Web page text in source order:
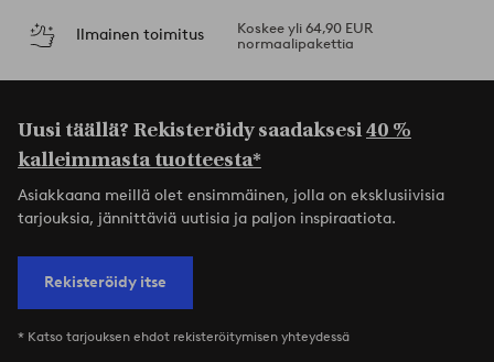
Ilmainen toimitus
Koskee yli 64,90 EUR
normaalipakettia
Uusi täällä? Rekisteröidy saadaksesi40 %
kalleimmasta tuotteesta*
Asiakkaana meillä olet ensimmäinen, jolla on eksklusiivisia
tarjouksia, jännittäviä uutisia ja paljon inspiraatiota.
Rekisteröidy itse
* Katso tarjouksen ehdot rekisteröitymisen yhteydessä